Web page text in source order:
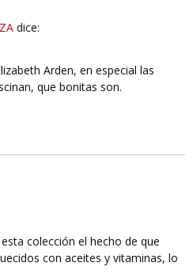
dice:
Arden, en especial las
que bonitas son.
colección el hecho de que
con aceites y vitaminas, lo